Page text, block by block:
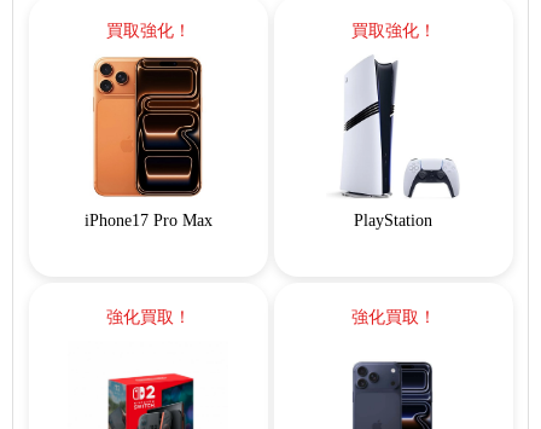
買取強化！
iPhone17 Pro Max
買取強化！
PlayStation
強化買取！ 強化買取！